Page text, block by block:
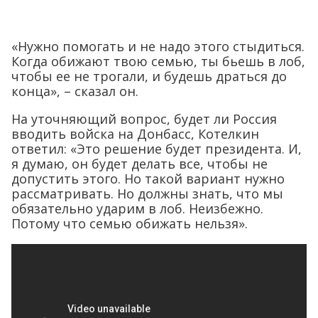
«Нужно помогать и не надо этого стыдиться.
Когда обижают твою семью, ты бьешь в лоб,
чтобы ее не трогали, и будешь драться до
конца», – сказал он.
На уточняющий вопрос, будет ли Россия
вводить войска на Донбасс, Котелкин
ответил: «Это решение будет президента. И,
я думаю, он будет делать все, чтобы не
допустить этого. Но такой вариант нужно
рассматривать. Но должны знать, что мы
обязательно ударим в лоб. Неизбежно.
Потому что семью обижать нельзя».